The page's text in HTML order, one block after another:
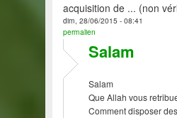
acquisition de ... (non
dim, 28/06/2015 - 08:41
permalien
Salam
Salam
Que Allah vous
Comment disposer